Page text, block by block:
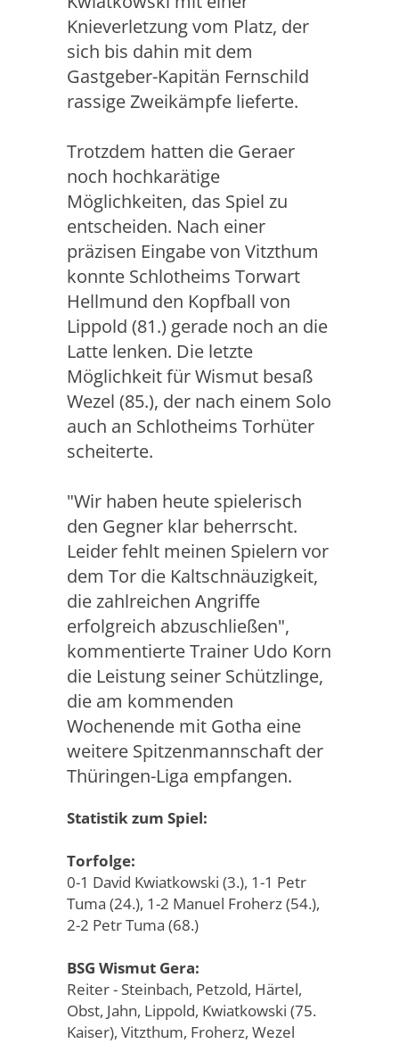
Knieverletzung vom Platz, der
sich bis dahin mit dem
Gastgeber-Kapitän Fernschild
rassige Zweikämpfe lieferte.
Trotzdem hatten die Geraer
noch hochkarätige
Möglichkeiten, das Spiel zu
entscheiden. Nach einer
präzisen Eingabe von Vitzthum
konnte Schlotheims Torwart
Hellmund den Kopfball von
Lippold (81.) gerade noch an die
Latte lenken. Die letzte
Möglichkeit für Wismut besaß
Wezel (85.), der nach einem Solo
auch an Schlotheims Torhüter
scheiterte.
"Wir haben heute spielerisch
den Gegner klar beherrscht.
Leider fehlt meinen Spielern vor
dem Tor die Kaltschnäuzigkeit,
die zahlreichen Angriffe
erfolgreich abzuschließen",
kommentierte Trainer Udo Korn
die Leistung seiner Schützlinge,
die am kommenden
Wochenende mit Gotha eine
weitere Spitzenmannschaft der
Thüringen-Liga empfangen.
Statistik zum Spiel:
Torfolge:
0-1 David Kwiatkowski (3.), 1-1 Petr
Tuma (24.), 1-2 Manuel Froherz (54.),
2-2 Petr Tuma (68.)
BSG Wismut Gera:
Reiter - Steinbach, Petzold, Härtel,
Obst, Jahn, Lippold, Kwiatkowski (75.
Kaiser), Vitzthum, Froherz, Wezel